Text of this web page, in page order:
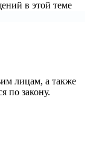
в этой теме
лицам, а также
по закону.